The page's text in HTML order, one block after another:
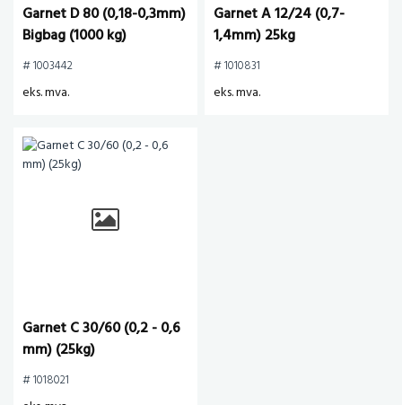
Garnet D 80 (0,18-0,3mm)
Bigbag (1000 kg)
# 1003442
eks. mva.
Garnet A 12/24 (0,7-
1,4mm) 25kg
# 1010831
eks. mva.
Garnet C 30/60 (0,2 - 0,6
mm) (25kg)
# 1018021